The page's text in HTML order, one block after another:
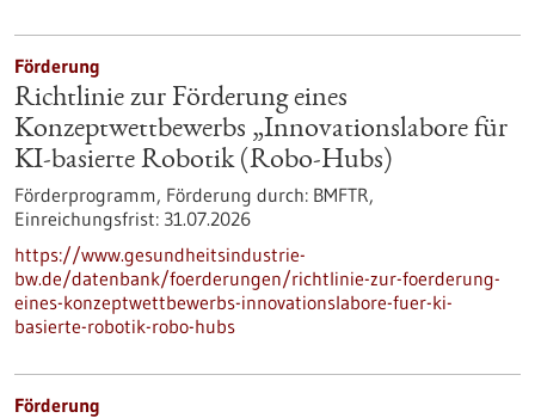
Förderung
Richtlinie zur Förderung eines
Konzeptwettbewerbs „Innovationslabore für
KI-basierte Robotik (Robo-Hubs)
Förderprogramm, Förderung durch: BMFTR,
Einreichungsfrist: 31.07.2026
https://www.gesundheitsindustrie-
bw.de/datenbank/foerderungen/richtlinie-zur-foerderung-
eines-konzeptwettbewerbs-innovationslabore-fuer-ki-
basierte-robotik-robo-hubs
Förderung